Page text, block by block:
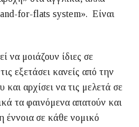
for-flats system». Είναι
να μοιάζουν ίδιες σε
εξετάσει κανείς από την
και αρχίσει να τις μελετά σε
τα φαινόμενα απατούν και
έννοια σε κάθε νομικό